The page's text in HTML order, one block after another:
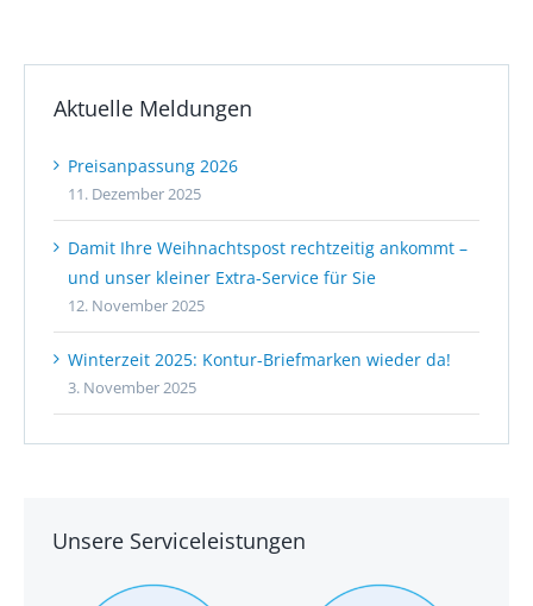
Aktuelle Meldungen
Preisanpassung 2026
11. Dezember 2025
Damit Ihre Weihnachtspost rechtzeitig ankommt –
und unser kleiner Extra-Service für Sie
12. November 2025
Winterzeit 2025: Kontur-Briefmarken wieder da!
3. November 2025
Unsere Serviceleistungen